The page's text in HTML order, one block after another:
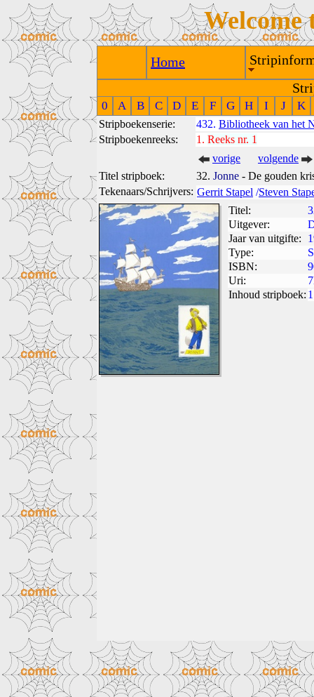
Welcome
Home
0 A B C D E F G H I J K
Stripboekenserie: 432. Bibliotheek van het
Stripboekenreeks:
1. Reeks nr. 1
vorige
volgende
Titel stripboek:
32. Jonne - De gouden
Tekenaars/Schrijvers: Gerrit Stapel /Steven
Titel:
Uitgever:
Jaar van uitgifte:
Type:
ISBN:
Uri:
Inhoud stripboek: 1